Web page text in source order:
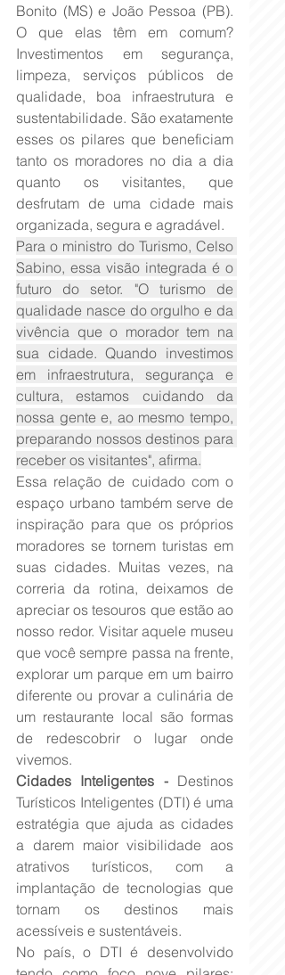
Bonito (MS) e João Pessoa (PB).
O que elas têm em comum?
Investimentos em segurança,
limpeza, serviços públicos de
qualidade, boa infraestrutura e
sustentabilidade. São exatamente
esses os pilares que beneficiam
tanto os moradores no dia a dia
quanto os visitantes, que
desfrutam de uma cidade mais
organizada, segura e agradável.
Para o ministro do Turismo, Celso
Sabino, essa visão integrada é o
futuro do setor. "O turismo de
qualidade nasce do orgulho e da
vivência que o morador tem na
sua cidade. Quando investimos
em infraestrutura, segurança e
cultura, estamos cuidando da
nossa gente e, ao mesmo tempo,
preparando nossos destinos para
receber os visitantes", afirma.
Essa relação de cuidado com o
espaço urbano também serve de
inspiração para que os próprios
moradores se tornem turistas em
suas cidades. Muitas vezes, na
correria da rotina, deixamos de
apreciar os tesouros que estão ao
nosso redor. Visitar aquele museu
que você sempre passa na frente,
explorar um parque em um bairro
diferente ou provar a culinária de
um restaurante local são formas
de redescobrir o lugar onde
vivemos.
Cidades Inteligentes - Destinos
Turísticos Inteligentes (DTI) é uma
estratégia que ajuda as cidades
a darem maior visibilidade aos
atrativos turísticos, com a
implantação de tecnologias que
tornam os destinos mais
acessíveis e sustentáveis.
No país, o DTI é desenvolvido